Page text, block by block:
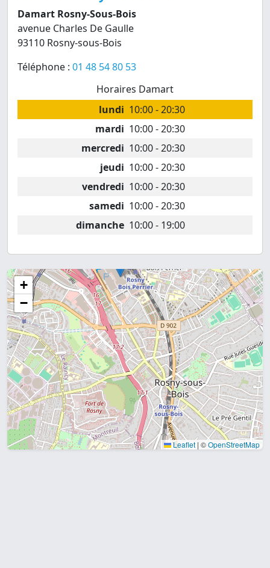
Damart Rosny-Sous-Bois
avenue Charles De Gaulle
93110 Rosny-sous-Bois
Téléphone : 01 48 54 80 53
Horaires Damart
lundi 10:00 - 20:30
mardi 10:00 - 20:30
mercredi 10:00 - 20:30
jeudi 10:00 - 20:30
vendredi 10:00 - 20:30
samedi 10:00 - 20:30
dimanche 10:00 - 19:00
+
−
Leaflet | ©OpenStreetMap